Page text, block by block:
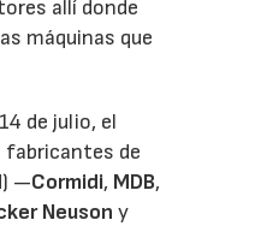
allí donde
máquinas que
de julio, el
fabricantes de
—Cormidi, MDB,
Neuson y